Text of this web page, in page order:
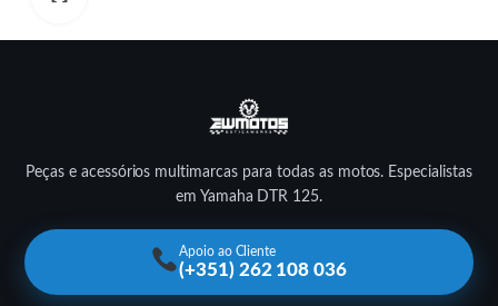
Peças e acessórios multimarcas para todas as motos. Especialistas
em Yamaha DTR 125.
Apoio ao Cliente
(+351) 262 108 036